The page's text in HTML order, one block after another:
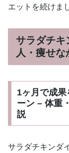
エットを続けま
サラダチキ
人・痩せ
1ヶ月で成
ーン – 体重
説
サラダチキンダ